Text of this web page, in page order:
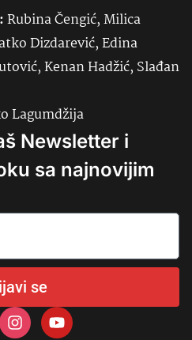
Rubina Čengić, Milica
Dizdarević, Edina
Kenan Hadžić, Slađan
Lagumdžija
Newsletter i
sa najnovijim
se